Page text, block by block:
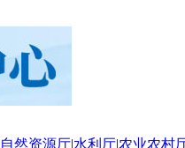
自然资源厅|水利厅|农业农村